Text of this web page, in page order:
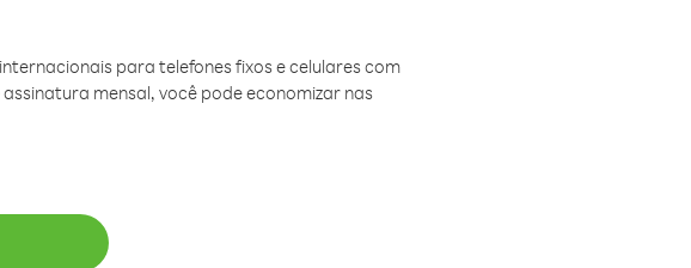
para telefones fixos e celulares com
mensal, você pode economizar nas